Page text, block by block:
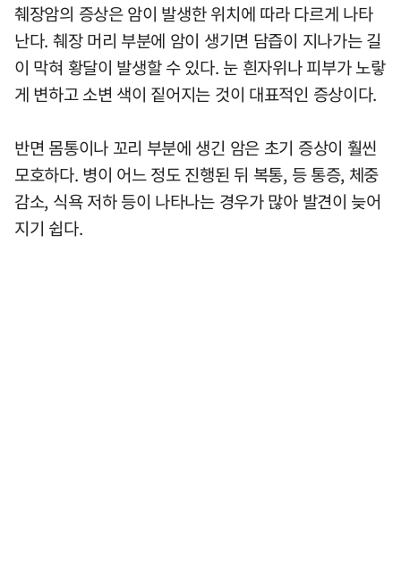
췌장암의 증상은 암이 발생한 위치에 따라 다르게 나타
난다. 췌장 머리 부분에 암이 생기면 담즙이 지나가는 길
이 막혀 황달이 발생할 수 있다. 눈 흰자위나 피부가 노랗
게 변하고 소변 색이 짙어지는 것이 대표적인 증상이다.
반면 몸통이나 꼬리 부분에 생긴 암은 초기 증상이 훨씬
모호하다. 병이 어느 정도 진행된 뒤 복통, 등 통증, 체중
감소, 식욕 저하 등이 나타나는 경우가 많아 발견이 늦어
지기 쉽다.